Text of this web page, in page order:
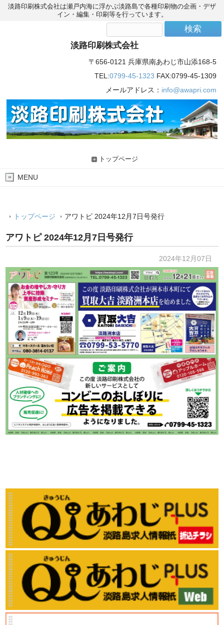
淡路印刷株式会社は瀬戸内海に浮かぶ淡路島で各種印刷物の企画・デザ
イン・編集・印刷等を行っています。
淡路印刷株式会社
〒656-0121 兵庫県南あわじ市山添168-5
TEL:0799-45-1323 FAX:0799-45-1309
メールアドレス： info@awapri.com
トップページ
MENU
トップページ アワトピ 2024年12月7日号発行
アワトピ 2024年12月7日号発行
2024年12月07日